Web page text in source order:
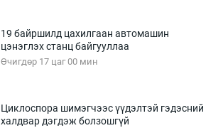
19 байршилд цахилгаан автомашин
цэнэглэх станц байгууллаа
Өчигдөр 17 цаг 00 мин
Циклоспора шимэгчээс үүдэлтэй гэдэсний
халдвар дэгдэж болзошгүй